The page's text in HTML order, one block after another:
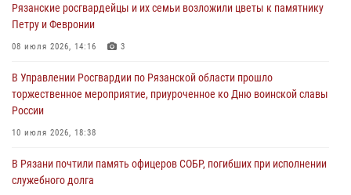
Офицер вневедомственной охраны в эфире «Радио России - Рязань»
рассказал о службе во вневедомственной охране
23 июля 2026, 09:02
В Рязани почтили память офицеров СОБР, погибших при исполнении
служебного долга
Росгвардии подвели результаты за 6 месяцев 2026 года (видео)
17 июля 2026, 14:52
Рязанские росгвардейцы и их семьи возложили цветы к памятнику
Петру и Февронии
08 июля 2026, 14:16 3
В Управлении Росгвардии по Рязанской области прошло
торжественное мероприятие, приуроченное ко Дню воинской славы
России
10 июля 2026, 18:38
В Рязани почтили память офицеров СОБР, погибших при исполнении
служебного долга